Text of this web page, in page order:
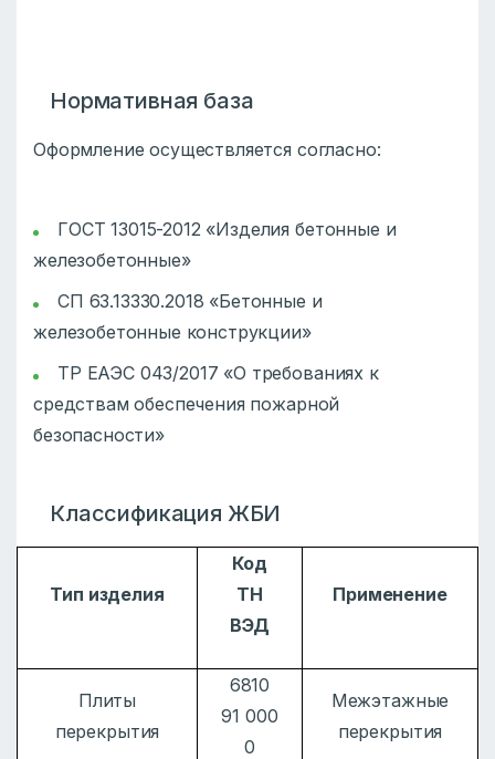
Нормативная база
Оформление осуществляется согласно:
ГОСТ 13015-2012 «Изделия бетонные и
железобетонные»
СП 63.13330.2018 «Бетонные и
железобетонные конструкции»
ТР ЕАЭС 043/2017 «О требованиях к
средствам обеспечения пожарной
безопасности»
Классификация ЖБИ
Тип изделия
Код
ТН
ВЭД
Применение
Плиты
перекрытия
6810
91 000
0
Межэтажные
перекрытия